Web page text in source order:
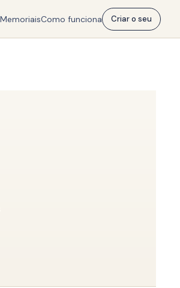
MemoriaisComo funciona Criar o seu